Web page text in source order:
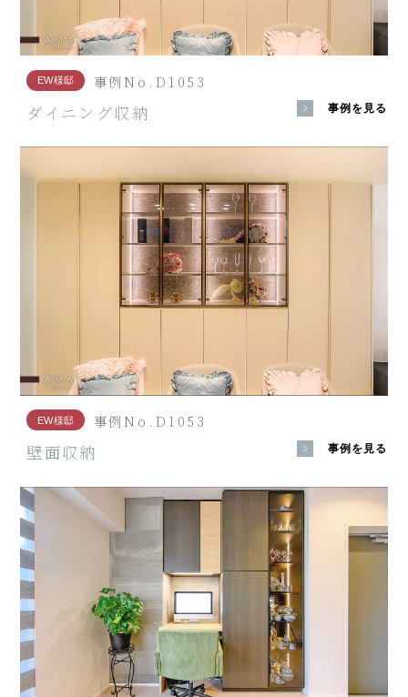
EW様邸 事例No.D1053
ダイニング収納 事例を見る
EW様邸 事例No.D1053
壁面収納 事例を見る